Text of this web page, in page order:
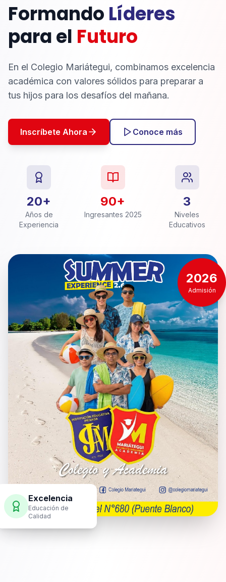
Formando Líderes
para el Futuro
En el Colegio Mariátegui, combinamos excelencia
académica con valores sólidos para preparar a
tus hijos para los desafíos del mañana.
Inscríbete Ahora Conoce más
20+
Años de
Experiencia
90+
Ingresantes 2025
3
Niveles
Educativos
Excelencia
Educación de
Calidad
2026
Admisión